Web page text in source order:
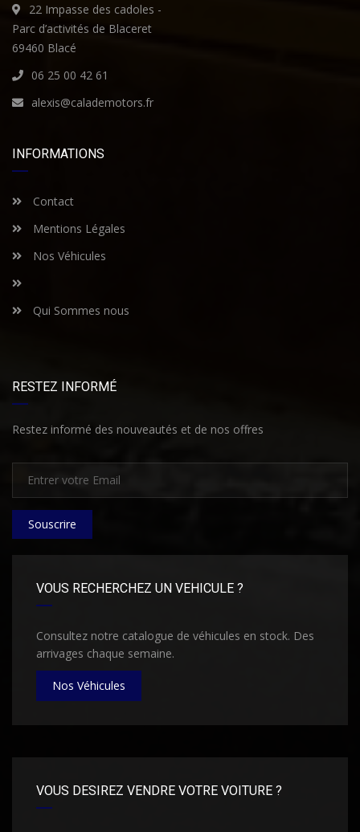
22 Impasse des cadoles -
Parc d’activités de Blaceret
69460 Blacé
06 25 00 42 61
alexis@calademotors.fr
INFORMATIONS
Contact
Mentions Légales
Nos Véhicules
Qui Sommes nous
RESTEZ INFORMÉ
Restez informé des nouveautés et de nos offres
Souscrire
VOUS RECHERCHEZ UN VEHICULE ?
Consultez notre catalogue de véhicules en stock. Des
arrivages chaque semaine.
Nos Véhicules
VOUS DESIREZ VENDRE VOTRE VOITURE ?